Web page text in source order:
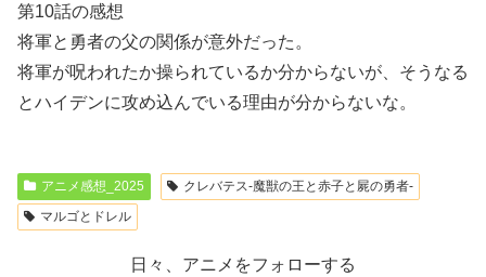
第10話の感想
将軍と勇者の父の関係が意外だった。
将軍が呪われたか操られているか分からないが、そうなる
とハイデンに攻め込んでいる理由が分からないな。
アニメ感想_2025
クレバテス-魔獣の王と赤子と屍の勇者-
マルゴとドレル
日々、アニメをフォローする